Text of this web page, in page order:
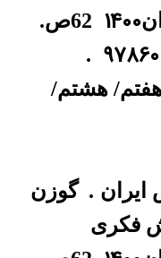
62ص.
.
هشتم/
. گوزن